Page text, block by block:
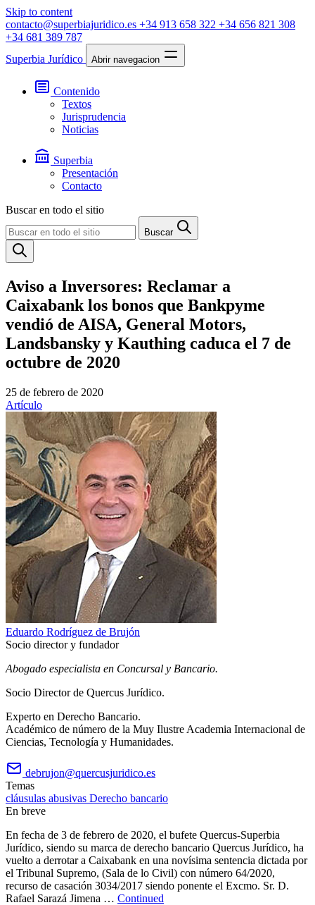
Skip to content
contacto@superbiajuridico.es +34 913 658 322 +34 656 821 308
+34 681 389 787
Superbia Jurídico
Abrir navegacion
Contenido
Textos
Jurisprudencia
Noticias
Superbia
Presentación
Contacto
Buscar en todo el sitio
Buscar
Aviso a Inversores: Reclamar a
Caixabank los bonos que Bankpyme
vendió de AISA, General Motors,
Landsbansky y Kauthing caduca el 7 de
octubre de 2020
25 de febrero de 2020
Artículo
Eduardo Rodríguez de Brujón
Socio director y fundador
Abogado especialista en Concursal y Bancario.
Socio Director de Quercus Jurídico.
Experto en Derecho Bancario.
Académico de número de la Muy Ilustre Academia Internacional de
Ciencias, Tecnología y Humanidades.
debrujon@quercusjuridico.es
Temas
cláusulas abusivas Derecho bancario
En breve
En fecha de 3 de febrero de 2020, el bufete Quercus-Superbia
Jurídico, siendo su marca de derecho bancario Quercus Jurídico, ha
vuelto a derrotar a Caixabank en una novísima sentencia dictada por
el Tribunal Supremo, (Sala de lo Civil) con número 64/2020,
recurso de casación 3034/2017 siendo ponente el Excmo. Sr. D.
Rafael Sarazá Jimena … Continued